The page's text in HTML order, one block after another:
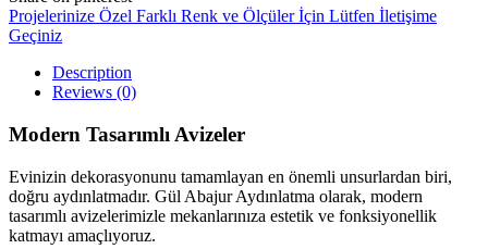
Projelerinize Özel Farklı Renk ve Ölçüler İçin Lütfen İletişime
Geçiniz
Description
Reviews (0)
Modern Tasarımlı Avizeler
Evinizin dekorasyonunu tamamlayan en önemli unsurlardan biri,
doğru aydınlatmadır. Gül Abajur Aydınlatma olarak, modern
tasarımlı avizelerimizle mekanlarınıza estetik ve fonksiyonellik
katmayı amaçlıyoruz.